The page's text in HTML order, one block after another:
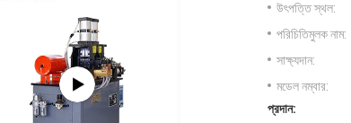
উৎপত্তি স্থল:
পরিচিতিমুলক নাম:
সাক্ষ্যদান:
মডেল নম্বার:
প্রদান: